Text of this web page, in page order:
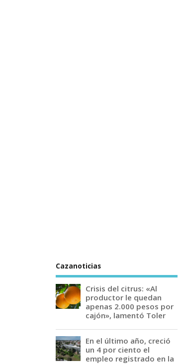
Cazanoticias
Crisis del citrus: «Al
productor le quedan
apenas 2.000 pesos por
cajón», lamentó Toler
En el último año, creció
un 4 por ciento el
empleo registrado en la